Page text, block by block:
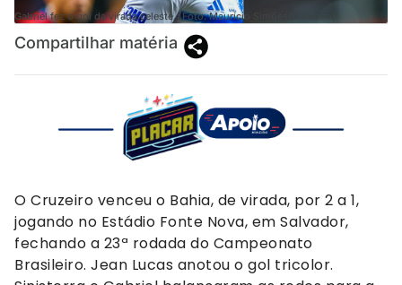
Gabriel fez o gol da virada celeste. (Foto: Maurício Simões/Cruzeiro)
Compartilhar matéria
O Cruzeiro venceu o Bahia, de virada, por 2 a 1,
jogando no Estádio Fonte Nova, em Salvador,
fechando a 23ª rodada do Campeonato
Brasileiro. Jean Lucas anotou o gol tricolor.